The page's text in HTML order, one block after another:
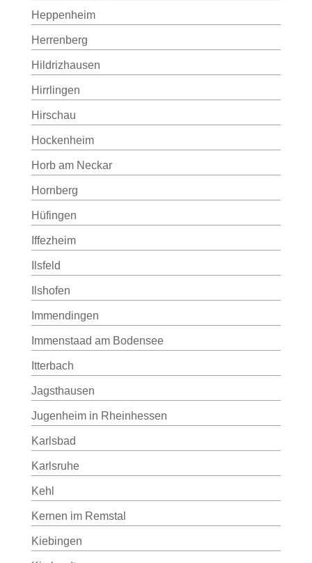
Heppenheim
Herrenberg
Hildrizhausen
Hirrlingen
Hirschau
Hockenheim
Horb am Neckar
Hornberg
Hüfingen
Iffezheim
Ilsfeld
Ilshofen
Immendingen
Immenstaad am Bodensee
Itterbach
Jagsthausen
Jugenheim in Rheinhessen
Karlsbad
Karlsruhe
Kehl
Kernen im Remstal
Kiebingen